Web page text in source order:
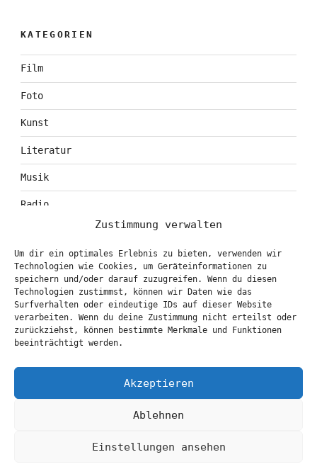
Zustimmung verwalten
Um dir ein optimales Erlebnis zu bieten, verwenden wir
Technologien wie Cookies, um Geräteinformationen zu
speichern und/oder darauf zuzugreifen. Wenn du diesen
Technologien zustimmst, können wir Daten wie das
Surfverhalten oder eindeutige IDs auf dieser Website
verarbeiten. Wenn du deine Zustimmung nicht erteilst oder
zurückziehst, können bestimmte Merkmale und Funktionen
beeinträchtigt werden.
Akzeptieren
Ablehnen
Einstellungen ansehen
KATEGORIEN
Film
Foto
Kunst
Literatur
Musik
Radio
Theater
KONTAKT & BOOKING
info@marionbrasch.de